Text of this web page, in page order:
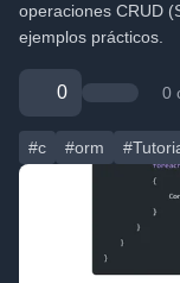
operaciones CRUD
ejemplos prácticos.
0 0
#c #orm